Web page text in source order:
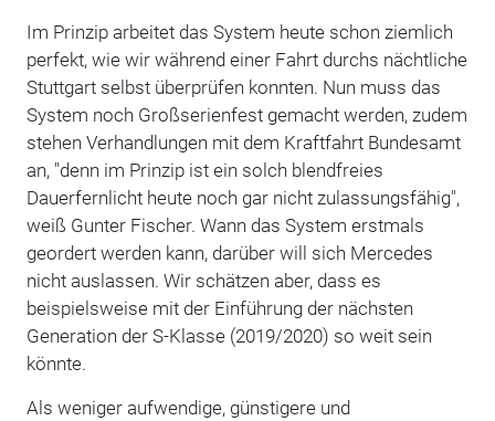
Im Prinzip arbeitet das System heute schon ziemlich
perfekt, wie wir während einer Fahrt durchs nächtliche
Stuttgart selbst überprüfen konnten. Nun muss das
System noch Großserienfest gemacht werden, zudem
stehen Verhandlungen mit dem Kraftfahrt Bundesamt
an, "denn im Prinzip ist ein solch blendfreies
Dauerfernlicht heute noch gar nicht zulassungsfähig",
weiß Gunter Fischer. Wann das System erstmals
geordert werden kann, darüber will sich Mercedes
nicht auslassen. Wir schätzen aber, dass es
beispielsweise mit der Einführung der nächsten
Generation der S-Klasse (2019/2020) so weit sein
könnte.
Als weniger aufwendige, günstigere und